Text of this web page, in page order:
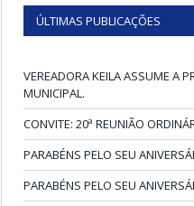
ÚLTIMAS PUBLICAÇÕES
VEREADORA KEILA ASSUME A
MUNICIPAL.
CONVITE: 20ª REUNIÃO
PARABÉNS PELO SEU
PARABÉNS PELO SEU